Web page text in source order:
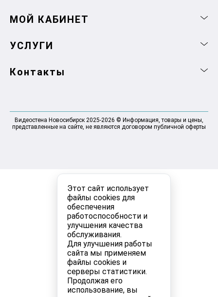
Этот сайт использует
файлы cookies для
обеспечения
работоспособности и
улучшения качества
обслуживания.
Для улучшения работы
сайта мы применяем
файлы cookies и
серверы статистики.
Продолжая его
использование, вы
МОЙ КАБИНЕТ
УСЛУГИ
Контакты
Видеостена Новосибирск 2025-2026 © Информация, товары и цены,
представленные на сайте, не являются договором публичной оферты